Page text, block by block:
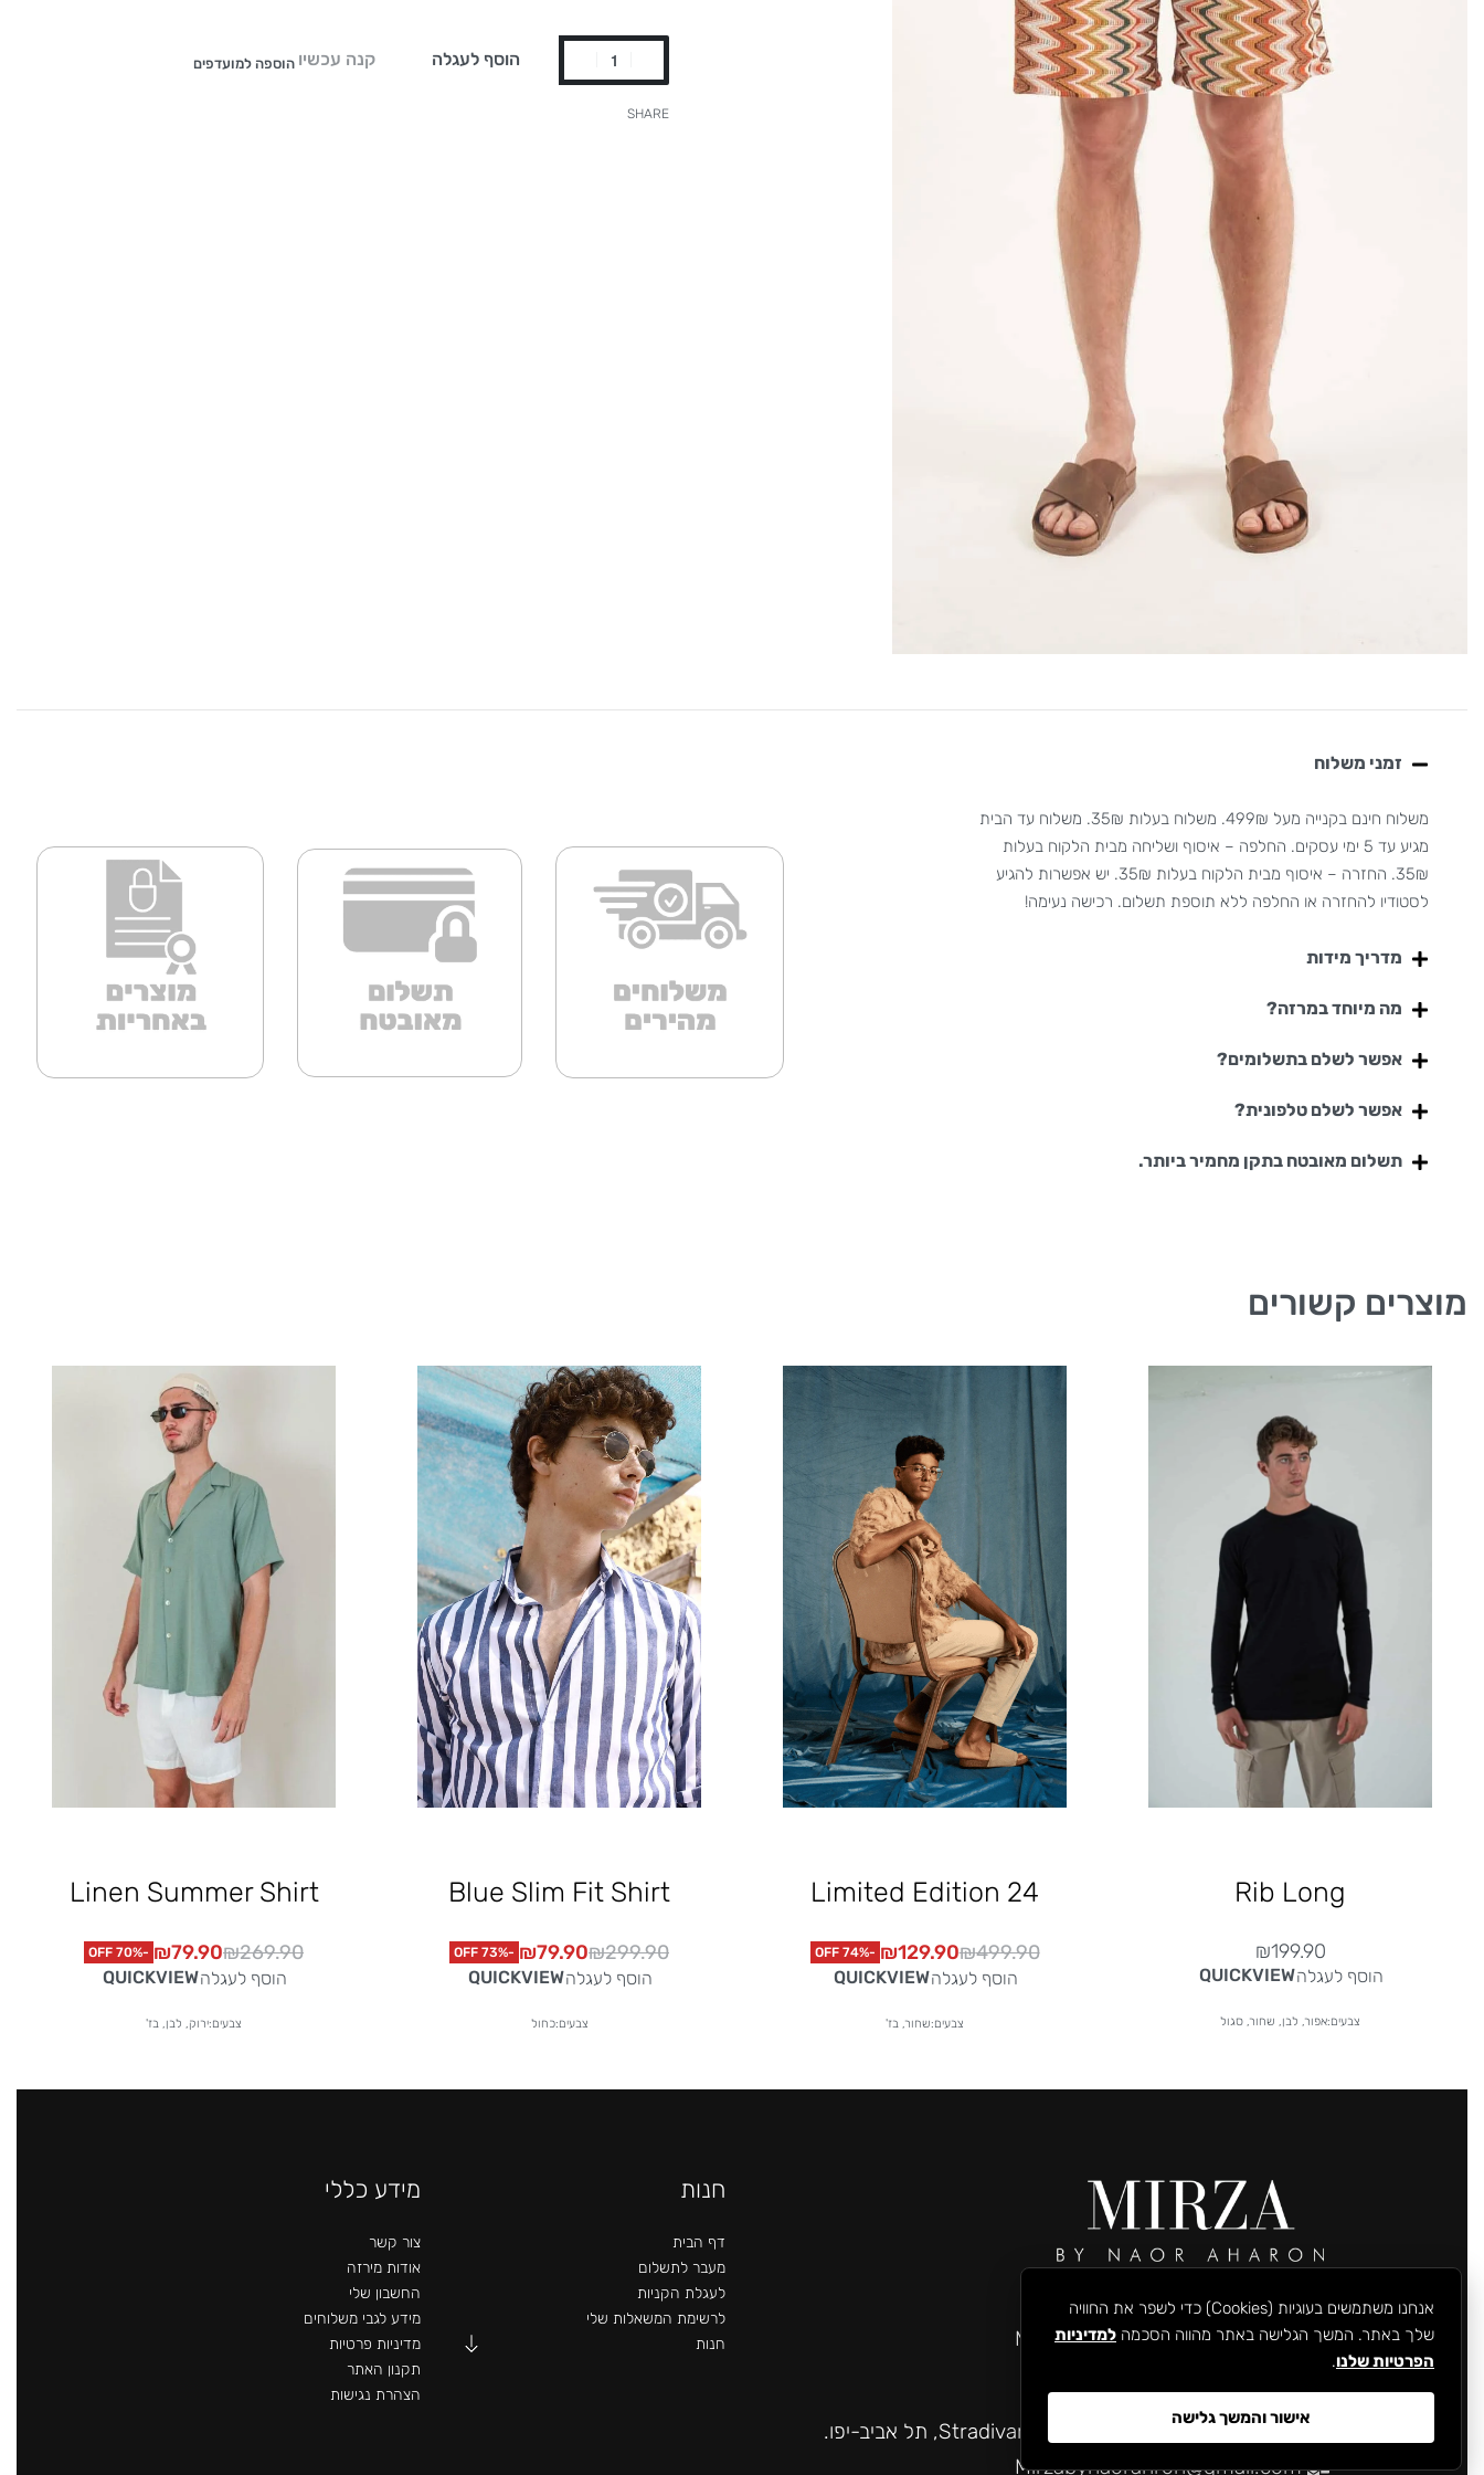
הוסף לעגלה קנה עכשיו הוספה למועדפים
SHARE
זמני משלוח
משלוח חינם בקנייה מעל 499₪. משלוח בעלות 35₪. משלוח עד הבית
מגיע עד 5 ימי עסקים. החלפה – איסוף ושליחה מבית הלקוח בעלות
35₪. החזרה – איסוף מבית הלקוח בעלות 35₪. יש אפשרות להגיע
לסטודיו להחזרה או החלפה ללא תוספת תשלום. רכישה נעימה!
מדריך מידות
מה מיוחד במרזה?
אפשר לשלם בתשלומים?
אפשר לשלם טלפונית?
תשלום מאובטח בתקן מחמיר ביותר.
מוצרים קשורים
Rib Long
₪199.90
הוסף לעגלהQUICKVIEW
צבעים:אפור, לבן, שחור, סגול
Limited Edition 24
₪499.90
₪129.90
-74% OFF
הוסף לעגלהQUICKVIEW
צבעים:שחור, בז'
Blue Slim Fit Shirt
₪299.90
₪79.90
-73% OFF
הוסף לעגלהQUICKVIEW
צבעים:כחול
Linen Summer Shirt
₪269.90
₪79.90
-70% OFF
הוסף לעגלהQUICKVIEW
צבעים:ירוק, לבן, בז'
רחוב שמואל הנגיד 43, רעננה.
Mirzabynaorahron@gmail.com
קניון TLV קומה התחתונה, מול Stradivarius, תל אביב-יפו.
Mirzabynaorahron@gmail.com
חנות
דף הבית
מעבר לתשלום
לעגלת הקניות
לרשימת המשאלות שלי
חנות
מידע כללי
צור קשר
אודות מירזה
החשבון שלי
מידע לגבי משלוחים
מדיניות פרטיות
תקנון האתר
הצהרת נגישות
אנחנו משתמשים בעוגיות (Cookies) כדי לשפר את החוויה
שלך באתר. המשך הגלישה באתר מהווה הסכמה למדיניות
הפרטיות שלנו.
אישור והמשך גלישה